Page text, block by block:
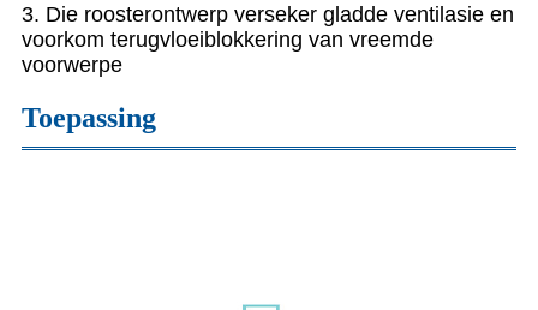
3. Die roosterontwerp verseker gladde ventilasie en
voorkom terugvloeiblokkering van vreemde
voorwerpe
Toepassing